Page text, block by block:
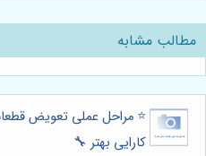
مطالب مشابه
⭐️ مراحل عملی تعویض
کارایی بهتر 🔧